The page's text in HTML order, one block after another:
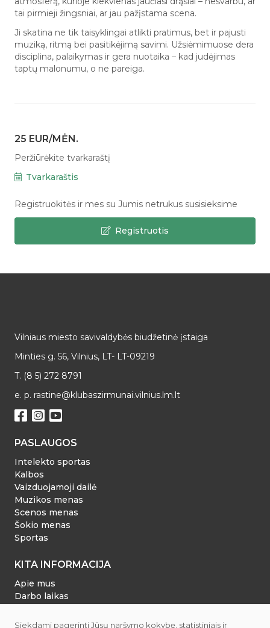
tai pirmieji žingsniai, ar jau pažįstama scena.
Ji skatina ne tik taisyklingai atlikti pratimus, bet ir pajusti
muziką, ritmą bei pasitikėjimą savimi. Užsiėmimuose dera
disciplina, palaikymas ir gera nuotaika – kad judėjimas
taptų malonumu, o ne pareiga.
25 EUR/MĖN.
Peržiūrėkite tvarkaraštį
Tvarkaraštis
Registruokitės ir mes su Jumis netrukus susisieksime
Registruotis
Vilniaus miesto savivaldybės biudžetinė įstaiga
Minties g. 56, Vilnius, LT- LT-09219
T. (8 5) 272 8791
e. p. rastine@klubaszirmunai.vilnius.lm.lt
PASLAUGOS
Intelekto sportas
Kalbos
Vaizduojamoji dailė
Muzikos menas
Scenos menas
Šokio menas
Sportas
KITA INFORMACIJA
Apie mus
Darbo laikas
Tvarkaraštis
Siekdami pagerinti Jūsų naršymo kokybę, statistiniais ir